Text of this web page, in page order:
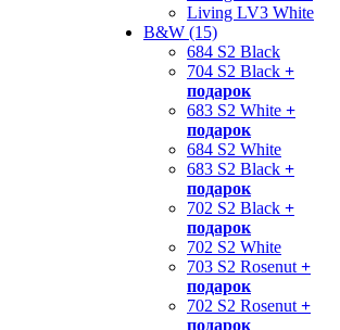
Living LV3 White
B&W (15)
684 S2 Black
704 S2 Black +
подарок
683 S2 White +
подарок
684 S2 White
683 S2 Black +
подарок
702 S2 Black +
подарок
702 S2 White
703 S2 Rosenut +
подарок
702 S2 Rosenut +
подарок